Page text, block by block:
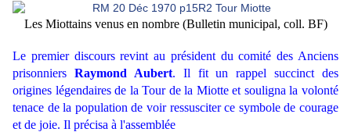
Les Miottains venus en nombre (Bulletin municipal, coll. BF)
Le premier discours revint au président du comité des Anciens
prisonniers Raymond Aubert. Il fit un rappel succinct des
origines légendaires de la Tour de la Miotte et souligna la volonté
tenace de la population de voir ressusciter ce symbole de courage
et de joie. Il précisa à l'assemblée